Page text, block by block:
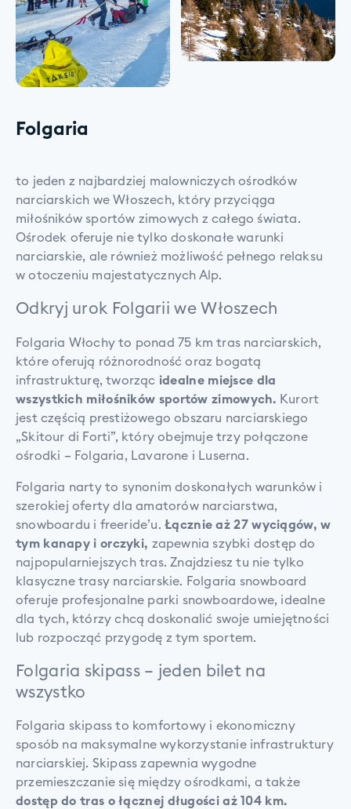
Folgaria
to jeden z najbardziej malowniczych ośrodków
narciarskich we Włoszech, który przyciąga
miłośników sportów zimowych z całego świata.
Ośrodek oferuje nie tylko doskonałe warunki
narciarskie, ale również możliwość pełnego relaksu
w otoczeniu majestatycznych Alp.
Odkryj urok Folgarii we Włoszech
Folgaria Włochy to ponad 75 km tras narciarskich,
które oferują różnorodność oraz bogatą
infrastrukturę, tworząc idealne miejsce dla
wszystkich miłośników sportów zimowych. Kurort
jest częścią prestiżowego obszaru narciarskiego
„Skitour di Forti”, który obejmuje trzy połączone
ośrodki – Folgaria, Lavarone i Luserna.
Folgaria narty to synonim doskonałych warunków i
szerokiej oferty dla amatorów narciarstwa,
snowboardu i freeride’u. Łącznie aż 27 wyciągów, w
tym kanapy i orczyki, zapewnia szybki dostęp do
najpopularniejszych tras. Znajdziesz tu nie tylko
klasyczne trasy narciarskie. Folgaria snowboard
oferuje profesjonalne parki snowboardowe, idealne
dla tych, którzy chcą doskonalić swoje umiejętności
lub rozpocząć przygodę z tym sportem.
Folgaria skipass – jeden bilet na
wszystko
Folgaria skipass to komfortowy i ekonomiczny
sposób na maksymalne wykorzystanie infrastruktury
narciarskiej. Skipass zapewnia wygodne
przemieszczanie się między ośrodkami, a także
dostęp do tras o łącznej długości aż 104 km.